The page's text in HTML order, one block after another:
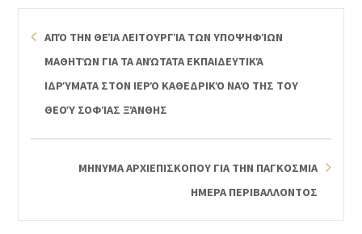
ΑΠΌ ΤΗΝ ΘΕΊΑ ΛΕΙΤΟΥΡΓΊΑ ΤΩΝ ΥΠΟΨΗΦΊΩΝ
ΜΑΘΗΤΏΝ ΓΙΑ ΤΑ ΑΝΏΤΑΤΑ ΕΚΠΑΙΔΕΥΤΙΚΆ
ΙΔΡΎΜΑΤΑ ΣΤΟΝ ΙΕΡΌ ΚΑΘΕΔΡΙΚΌ ΝΑΌ ΤΗΣ ΤΟΥ
ΘΕΟΎ ΣΟΦΊΑΣ ΞΆΝΘΗΣ
ΜΗΝΥΜΑ ΑΡΧΙΕΠΙΣΚΟΠΟΥ ΓΙΑ ΤΗΝ ΠΑΓΚΟΣΜΙΑ
ΗΜΕΡΑ ΠΕΡΙΒΑΛΛΟΝΤΟΣ